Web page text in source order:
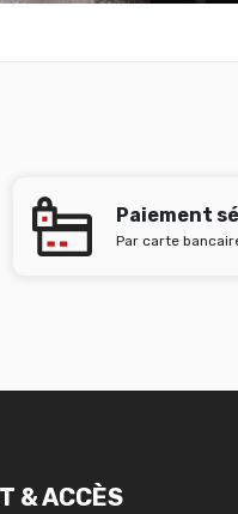
Paiement
Par carte
& ACCÈS